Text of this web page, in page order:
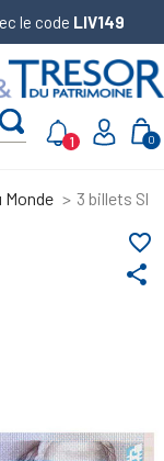
le code LIV149
0
1
Monde 3 billets
share
favorite_border